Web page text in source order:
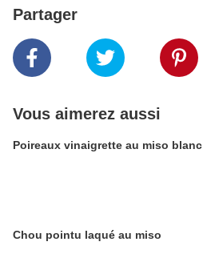
Partager
Vous aimerez aussi
Poireaux vinaigrette au miso blanc
Chou pointu laqué au miso